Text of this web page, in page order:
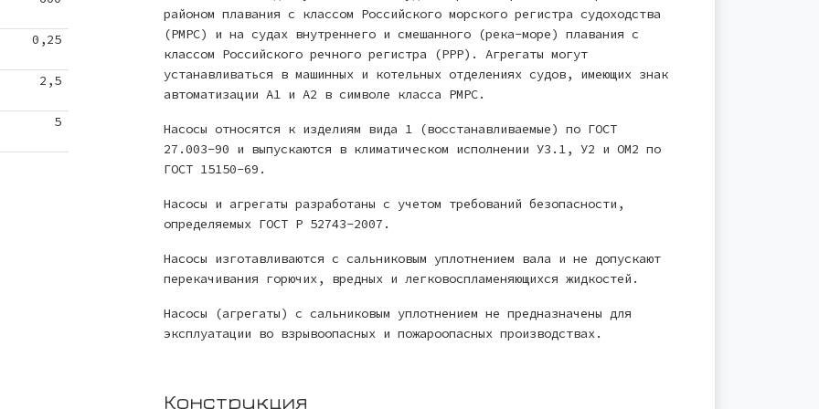
0,25
2,5
5
районом плавания с классом Российского морского регистра судоходства
(РМРС) и на судах внутреннего и смешанного (река-море) плавания с
классом Российского речного регистра (РРР). Агрегаты могут
устанавливаться в машинных и котельных отделениях судов, имеющих знак
автоматизации А1 и А2 в символе класса РМРС.
Насосы относятся к изделиям вида 1 (восстанавливаемые) по ГОСТ
27.003-90 и выпускаются в климатическом исполнении У3.1, У2 и ОМ2 по
ГОСТ 15150-69.
Насосы и агрегаты разработаны с учетом требований безопасности,
определяемых ГОСТ Р 52743-2007.
Насосы изготавливаются с сальниковым уплотнением вала и не допускают
перекачивания горючих, вредных и легковоспламеняющихся жидкостей.
Насосы (агрегаты) с сальниковым уплотнением не предназначены для
эксплуатации во взрывоопасных и пожароопасных производствах.
Конструкция